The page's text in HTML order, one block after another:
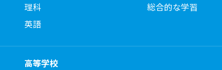
理科
英語
総合的な学習
高等学校